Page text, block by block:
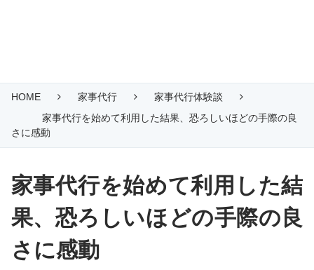
HOME 家事代行
家事代行体験談
家事代行を始めて利用した結果、恐ろしいほどの手際の良
さに感動
家事代行を始めて利用した結
果、恐ろしいほどの手際の良
さに感動